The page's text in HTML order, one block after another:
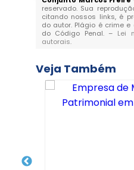
reservado. Sua
citando nossos links, é
do autor. Plágio é crime
do Código Penal. – Lei
autorais.
Veja Também